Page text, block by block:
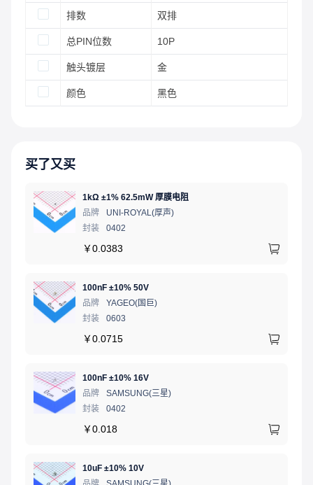
排数 双排
总PIN位数 10P
触头镀层 金
颜色 黑色
买了又买
1kΩ ±1% 62.5mW 厚膜电阻
品牌
UNI-ROYAL(厚声)
封装
0402
￥0.0383
100nF ±10% 50V
品牌
YAGEO(国巨)
封装
0603
￥0.0715
100nF ±10% 16V
品牌
SAMSUNG(三星)
封装
0402
￥0.018
10uF ±10% 10V